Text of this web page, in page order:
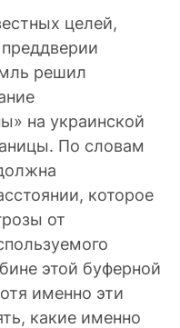
целей,
решил
на украинской
По словам
которое
от
этой буферной
именно эти
какие именно